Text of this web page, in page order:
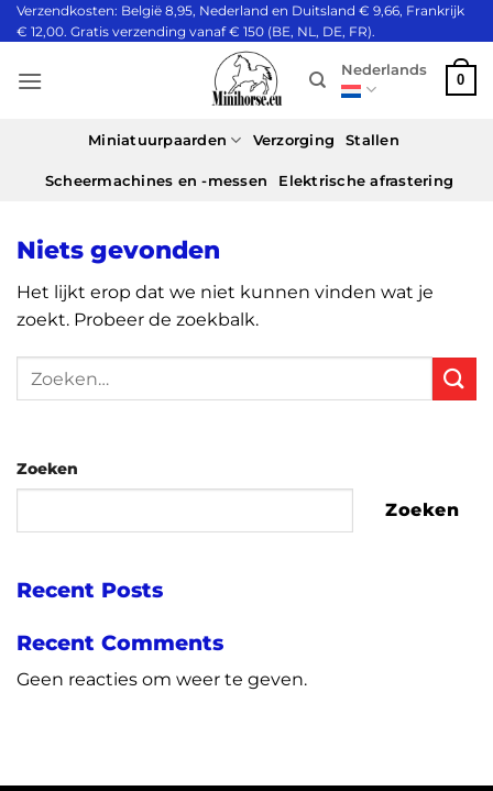
Ga
naar
Verzendkosten: België 8,95, Nederland en Duitsland € 9,66, Frankrijk
€ 12,00. Gratis verzending vanaf € 150 (BE, NL, DE, FR).
Nederlands
0
Miniatuurpaarden Verzorging Stallen
Scheermachines en -messen Elektrische afrastering
Niets gevonden
Het lijkt erop dat we niet kunnen vinden wat je
zoekt. Probeer de zoekbalk.
Zoeken
Zoeken
Recent Posts
Recent Comments
Geen reacties om weer te geven.